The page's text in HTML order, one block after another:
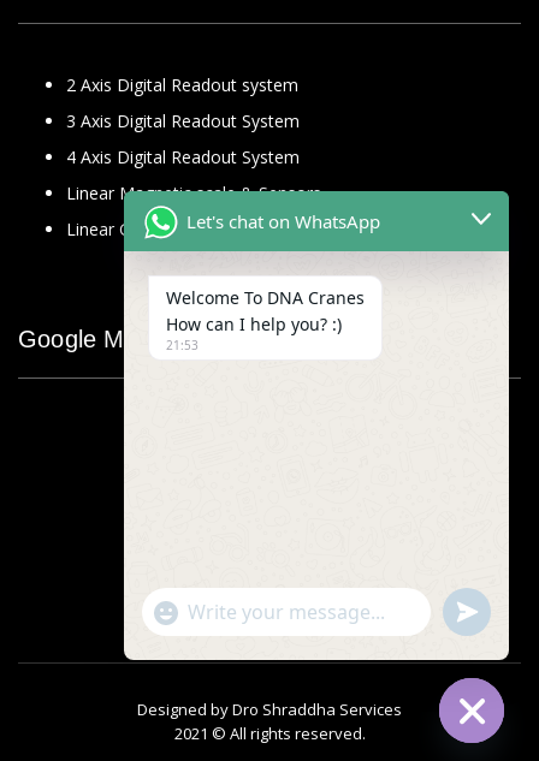
2 Axis Digital Readout system
3 Axis Digital Readout System
4 Axis Digital Readout System
Linear Magnetic scale & Sensors
Linear Glass Scale
Google Map
Designed byDro Shraddha Services
2021 © All rights reserved.
Let's chat on WhatsApp
Welcome To DNA Cranes
How can I help you? :)
21:53
"+chaty_settings.lang.emoji_picker+"
WhatsApp
undefined